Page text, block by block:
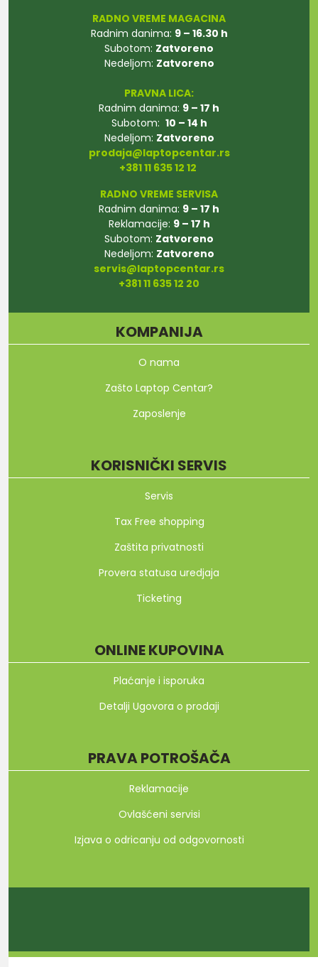
RADNO VREME MAGACINA
Radnim danima: 9 – 16.30 h
Subotom: Zatvoreno
Nedeljom: Zatvoreno
PRAVNA LICA:
Radnim danima: 9 – 17 h
Subotom: 10 – 14 h
Nedeljom: Zatvoreno
prodaja@laptopcentar.rs
+381 11 635 12 12
RADNO VREME SERVISA
Radnim danima: 9 – 17 h
Reklamacije: 9 – 17 h
Subotom: Zatvoreno
Nedeljom: Zatvoreno
servis@laptopcentar.rs
+381 11 635 12 20
KOMPANIJA
O nama
Zašto Laptop Centar?
Zaposlenje
KORISNIČKI SERVIS
Servis
Tax Free shopping
Zaštita privatnosti
Provera statusa uredjaja
Ticketing
ONLINE KUPOVINA
Plaćanje i isporuka
Detalji Ugovora o prodaji
PRAVA POTROŠAČA
Reklamacije
Ovlašćeni servisi
Izjava o odricanju od odgovornosti